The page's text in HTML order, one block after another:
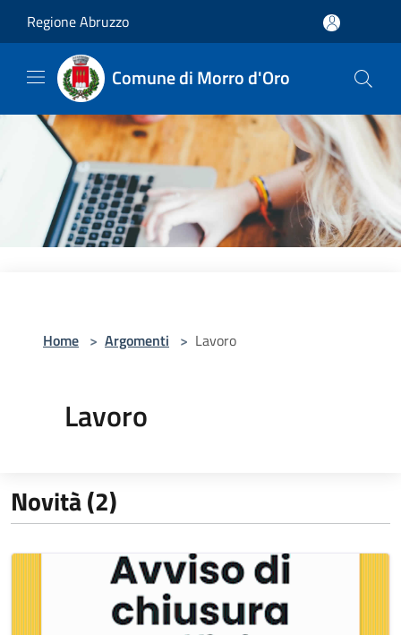
Regione Abruzzo
Comune di Morro d'Oro
Home > Argomenti > Lavoro
Lavoro
Novità (2)